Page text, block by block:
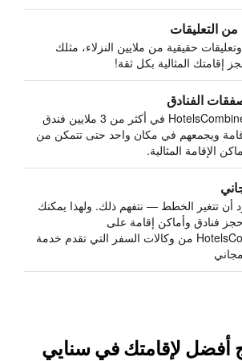
من التعليقات
حقيقية من ملايين النزلاء، مثلك
إقامتك المثالية بكل ثقة!
الفنادق
يبحث HotelsCombined في أكثر من 3 ملايين فندق
ويجمعهم في مكان واحد حتى تتمكن من
الإقامة المثالية.
أن تتغير الخطط — نتفهم ذلك. ولهذا يمكنك
فنادق وأماكن إقامة على
HotelsCombined من وكالات السفر التي تقدم خدمة
أفضل لإقامتك في سنايي